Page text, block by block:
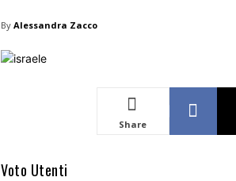
By Alessandra Zacco
Share
Voto Utenti